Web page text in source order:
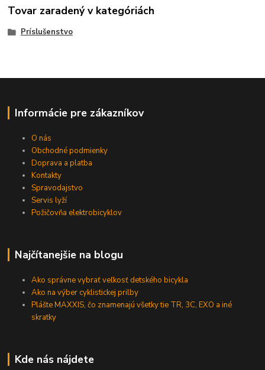
Tovar zaradený v kategóriách
Príslušenstvo
Informácie pre zákazníkov
O nás
Obchodné podmienky
Doprava a platba
Kontakty
Spravodajstvo
Servis lyží
Požičovňa elektrobicyklov
Najčítanejšie na blogu
Ako správne vybrať veľkosť detského bicykla
Ako na výber cyklistickej prilby
Plášte MAXXIS, čo znamenajú všetky tie TR, 3C, EXO a iné
skratky
Kde nás nájdete